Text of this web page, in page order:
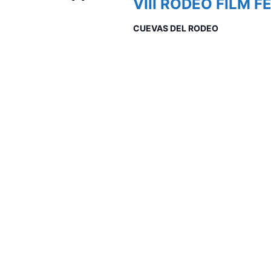
VIII RODEO FILM
CUEVAS DEL RODEO